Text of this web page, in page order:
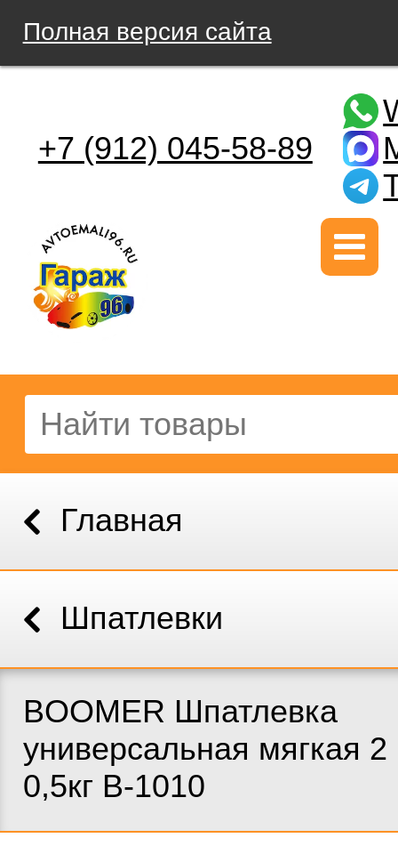
Полная версия сайта
+7 (912) 045-58-89
Главная
Шпатлевки
BOOMER Шпатлевка
универсальная мягкая
0,5кг B-1010